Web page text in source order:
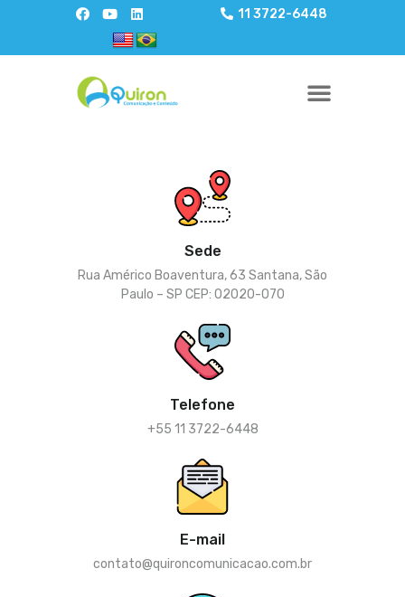
11 3722-6448
Sede
Rua Américo Boaventura, 63 Santana, São
Paulo – SP CEP: 02020-070
Telefone
+55 11 3722-6448
E-mail
contato@quironcomunicacao.com.br